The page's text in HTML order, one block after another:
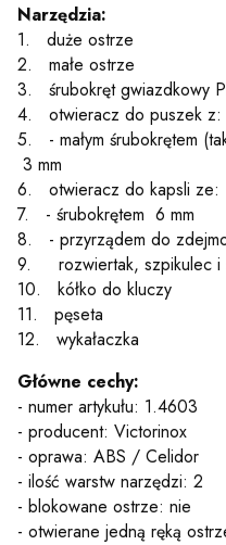
Narzędzia:
1. duże ostrze
2. małe ostrze
3. śrubokręt gwiazdkowy
4. otwieracz do puszek z:
5. - małym śrubokrętem
3 mm
6. otwieracz do kapsli ze:
7. - śrubokrętem 6 mm
8. - przyrządem do
9. rozwiertak, szpikulec i
10. kółko do kluczy
11. pęseta
12. wykałaczka
Główne cechy:
- numer artykułu: 1.4603
- producent: Victorinox
- oprawa: ABS / Celidor
- ilość warstw narzędzi: 2
- blokowane ostrze: nie
- otwierane jedną ręką